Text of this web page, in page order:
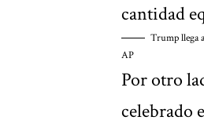
cantidad
Trump llega
AP
Por otro
celebrado